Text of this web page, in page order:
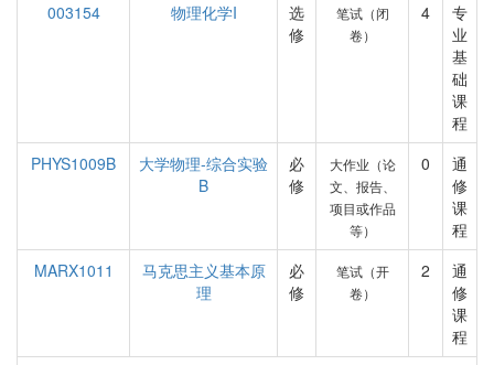
003154
物理化学I
选
修
笔试（闭
卷）
4
专
业
基
础
课
程
PHYS1009B
大学物理-综合实验
B
必
修
大作业（论
文、报告、
项目或作品
等）
0
通
修
课
程
MARX1011
马克思主义基本原
理
必
修
笔试（开
卷）
2
通
修
课
程